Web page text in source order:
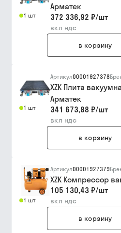
1 шт
Арматек
372 336,92 ₽/шт
вкл ндс
в корзину
1 шт
Артикул00001927378
XZK Плита
Арматек
341 673,88 ₽/шт
вкл ндс
в корзину
1 шт
Артикул00001927379
XZK Компрессор
105 130,43 ₽/шт
вкл ндс
в корзину